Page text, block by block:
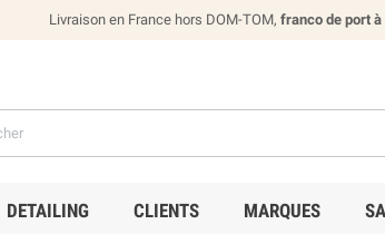
Livraison en France hors DOM-TOM, franco de port à
DETAILING CLIENTS MARQUES